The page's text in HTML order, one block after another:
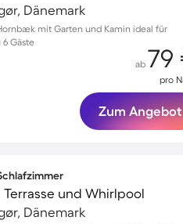
Dänemark
mit Garten und Kamin ideal für
Gäste
ab 79
pro
Zum Angebot
Terrasse und Whirlpool
Dänemark